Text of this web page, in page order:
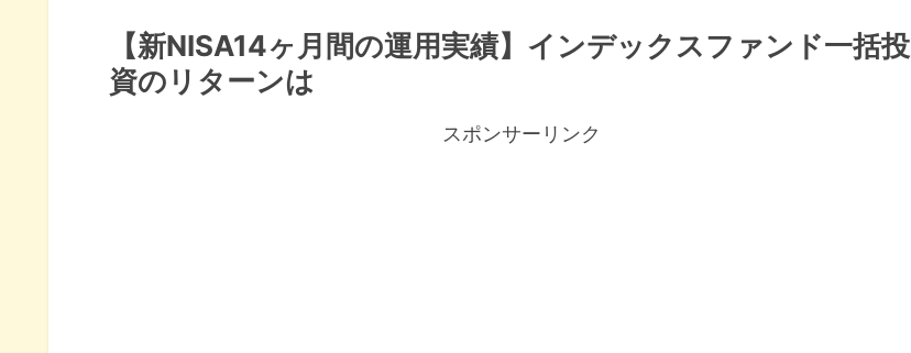
【新NISA14ヶ月間の運用実績】インデックスファンド一括投
資のリターンは
スポンサーリンク